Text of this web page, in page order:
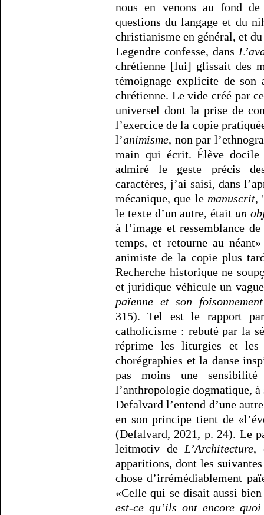
nous en venons au fond
questions du langage et du
christianisme en général, et
Legendre confesse, dans
chrétienne [lui] glissait des
témoignage explicite de
chrétienne. Le vide créé par
universel dont la prise de
l’exercice de la copie
l’animisme, non par
main qui écrit. Élève docile
admiré le geste précis
caractères, j’ai saisi, dans
mécanique, que le manuscrit,
le texte d’un autre, était un
à l’image et ressemblance
temps, et retourne au
animiste de la copie plus
Recherche historique ne
et juridique véhicule un
païenne et son
315). Tel est le rapport
catholicisme : rebuté par la
réprime les liturgies et les
chorégraphies et la danse
pas moins une
l’anthropologie dogmatique,
Defalvard l’entend d’une
en son principe tient de
(Defalvard, 2021, p. 24). Le
leitmotiv de L’Architecture,
apparitions, dont les
chose d’irrémédiablement
«Celle qui se disait aussi
est-ce qu’ils ont encore